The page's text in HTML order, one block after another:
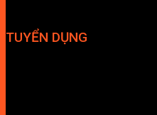
TUYỂN DỤNG